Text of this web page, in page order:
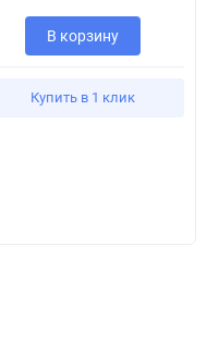
В корзину
Купить в 1 клик